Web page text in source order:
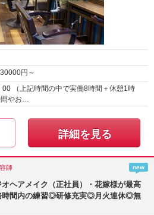
円～
（上記時間の中で実働8時間＋休憩1時
間やお…
詳細を見る
師 new
ヘアメイク（正社員）・花嫁様が最高
時間内の練習◎研修充実◎月火連休◎無